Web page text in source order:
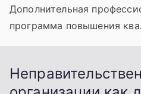
Дополнительная
программа повышения